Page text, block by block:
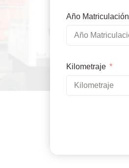
Año Matriculación
Kilometraje